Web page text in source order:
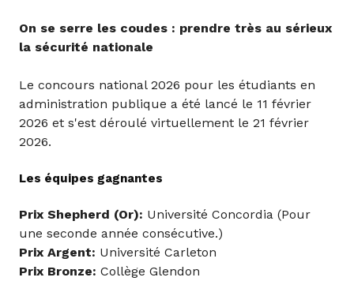
On se serre les coudes : prendre très au sérieux
la sécurité nationale
Le concours national 2026 pour les étudiants en
administration publique a été lancé le 11 février
2026 et s'est déroulé virtuellement le 21 février
2026.
Les équipes gagnantes
Prix Shepherd (Or): Université Concordia (Pour
une seconde année consécutive.)
Prix Argent: Université Carleton
Prix Bronze: Collège Glendon